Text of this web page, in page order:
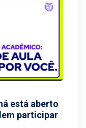
está aberto
participar